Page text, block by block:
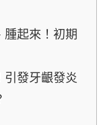
腫起來！初期
引發牙齦發炎